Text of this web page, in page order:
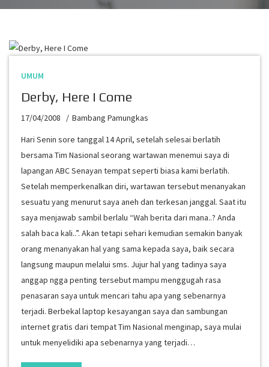
UMUM
Derby, Here I Come
17/04/2008
Bambang Pamungkas
Hari Senin sore tanggal 14 April, setelah selesai berlatih
bersama Tim Nasional seorang wartawan menemui saya di
lapangan ABC Senayan tempat seperti biasa kami berlatih.
Setelah memperkenalkan diri, wartawan tersebut menanyakan
sesuatu yang menurut saya aneh dan terkesan janggal. Saat itu
saya menjawab sambil berlalu “Wah berita dari mana..? Anda
salah baca kali..”. Akan tetapi sehari kemudian semakin banyak
orang menanyakan hal yang sama kepada saya, baik secara
langsung maupun melalui sms. Jujur hal yang tadinya saya
anggap ngga penting tersebut mampu menggugah rasa
penasaran saya untuk mencari tahu apa yang sebenarnya
terjadi. Berbekal laptop kesayangan saya dan sambungan
internet gratis dari tempat Tim Nasional menginap, saya mulai
untuk menyelidiki apa sebenarnya yang terjadi…